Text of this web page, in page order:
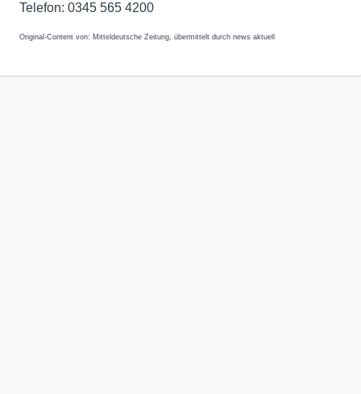
Telefon: 0345 565 4200
Original-Content von: Mitteldeutsche Zeitung, übermittelt durch news aktuell